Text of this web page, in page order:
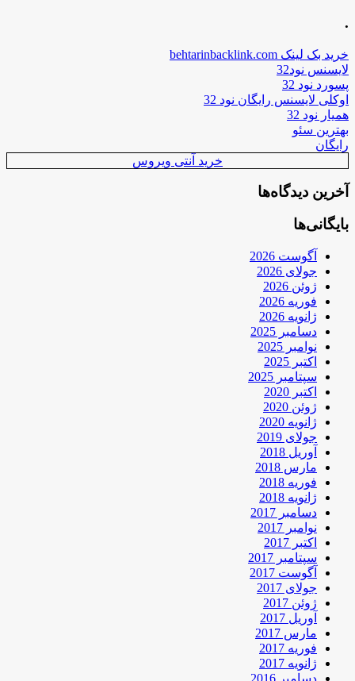
.
خرید بک لینک behtarinbacklink.com
لایسنس نود32
پسورد نود 32
اوکلی لایسنس رایگان نود 32
همیار نود 32
بهترین سئو
رایگان
خرید آنتی ویروس
آخرین دیدگاه‌ها
بایگانی‌ها
آگوست 2026
جولای 2026
ژوئن 2026
فوریه 2026
ژانویه 2026
دسامبر 2025
نوامبر 2025
اکتبر 2025
سپتامبر 2025
اکتبر 2020
ژوئن 2020
ژانویه 2020
جولای 2019
آوریل 2018
مارس 2018
فوریه 2018
ژانویه 2018
دسامبر 2017
نوامبر 2017
اکتبر 2017
سپتامبر 2017
آگوست 2017
جولای 2017
ژوئن 2017
آوریل 2017
مارس 2017
فوریه 2017
ژانویه 2017
دسامبر 2016